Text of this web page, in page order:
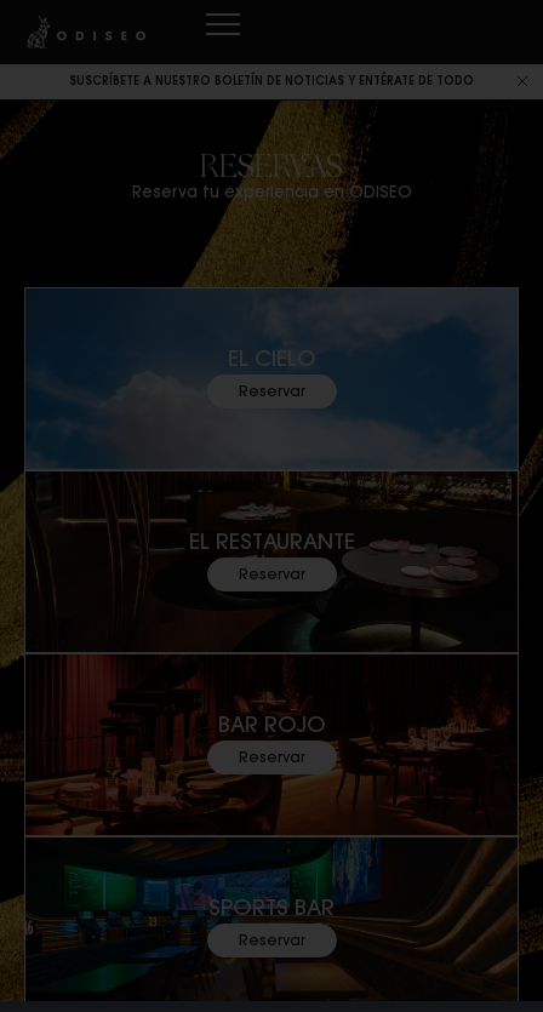
SUSCRÍBETE A NUESTRO BOLETÍN DE NOTICIAS Y ENTÉRATE DE TODO
RESERVAS
Reserva tu experiencia en ODISEO
ESPACIOS
EL CIELO
Reservar
EL RESTAURANTE
Reservar
BAR ROJO
Reservar
SPORTS BAR
Reservar